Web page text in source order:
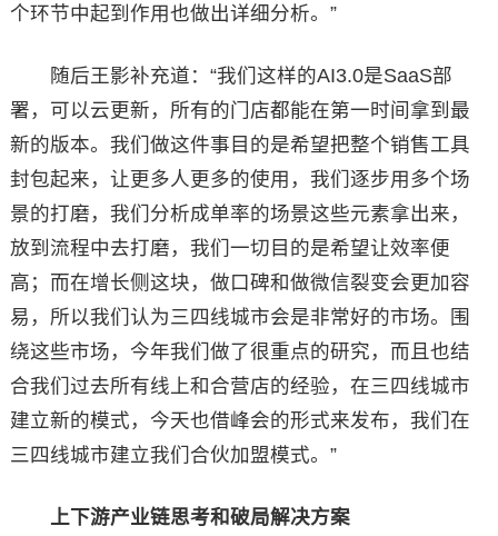
个环节中起到作用也做出详细分析。”
随后王影补充道：“我们这样的AI3.0是SaaS部
署，可以云更新，所有的门店都能在第一时间拿到最
新的版本。我们做这件事目的是希望把整个销售工具
封包起来，让更多人更多的使用，我们逐步用多个场
景的打磨，我们分析成单率的场景这些元素拿出来，
放到流程中去打磨，我们一切目的是希望让效率便
高；而在增长侧这块，做口碑和做微信裂变会更加容
易，所以我们认为三四线城市会是非常好的市场。围
绕这些市场，今年我们做了很重点的研究，而且也结
合我们过去所有线上和合营店的经验，在三四线城市
建立新的模式，今天也借峰会的形式来发布，我们在
三四线城市建立我们合伙加盟模式。”
上下游产业链思考和破局解决方案